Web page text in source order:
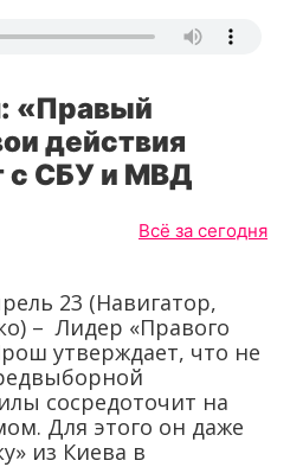
«Правый
действия
с СБУ и МВД
Всё за сегодня
23 (Навигатор,
– Лидер «Правого
утверждает, что не
сосредоточит на
Для этого он даже
из Киева в